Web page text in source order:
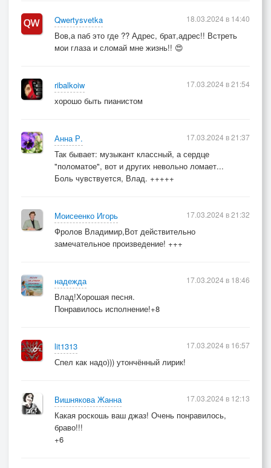
Qwertysvetka
Вов,а паб это где ?? Адрес, брат,адрес!! Встреть
мои глаза и сломай мне жизнь!! 😍
18.03.2024 в 14:40
ribalkoiw
хорошо быть пианистом
17.03.2024 в 21:54
Анна Р.
Так бывает: музыкант классный, а сердце
"поломатое", вот и других невольно ломает...
Боль чувствуется, Влад. +++++
17.03.2024 в 21:37
Моисеенко Игорь
Фролов Владимир,Вот действительно
замечательное произведение! +++
17.03.2024 в 21:32
надежда
Влад!Хорошая песня.
Понравилось исполнение!+8
17.03.2024 в 18:46
lit1313
Спел как надо))) утончённый лирик!
17.03.2024 в 16:57
Вишнякова Жанна
Какая роскошь ваш джаз! Очень понравилось,
браво!!!
+6
17.03.2024 в 12:13